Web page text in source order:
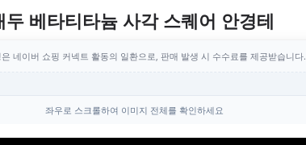
베타티타늄 사각 스퀘어 안경테
네이버 쇼핑 커넥트 활동의 일환으로, 판매 발생 시 수수료를 제공받습니다.
좌우로 스크롤하여 이미지 전체를 확인하세요